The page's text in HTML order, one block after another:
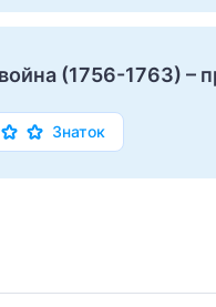
(1756-1763) –
Знаток